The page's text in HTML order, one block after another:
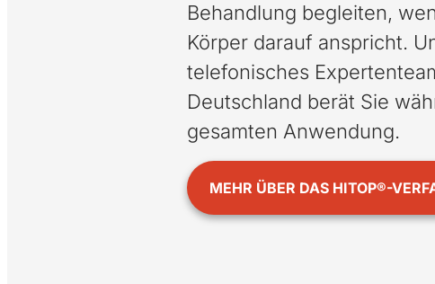
Behandlung begleiten,
Körper darauf anspricht.
telefonisches
Deutschland berät Sie
gesamten Anwendung.
MEHR ÜBER DAS HITOP®-